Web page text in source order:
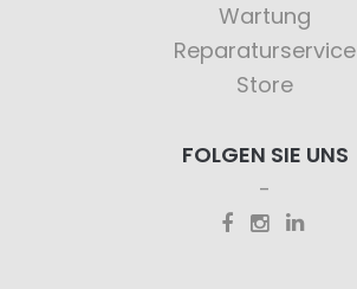
Wartung
Reparaturservice
Store
FOLGEN SIE UNS